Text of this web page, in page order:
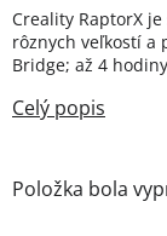
Položka bola
Creality RaptorX
rôznych veľkostí a
Bridge; až 4